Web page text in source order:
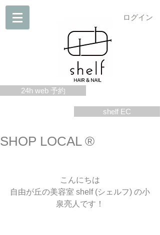
24h web 予約
ログイン
shelf EC
SHOP LOCAL ®
こんにちは
自由が丘の美容室 shelf (シェルフ) の小
泉亮人です！